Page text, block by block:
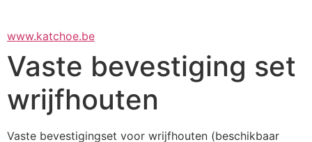
www.katchoe.be
Vaste bevestiging set
wrijfhouten
Vaste bevestigingset voor wrijfhouten (beschikbaar